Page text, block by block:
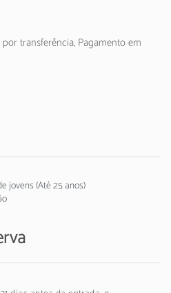
transferência, Pagamento em
jovens (Até 25 anos)